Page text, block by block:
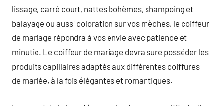
lissage, carré court, nattes bohèmes, shampoing et
balayage ou aussi coloration sur vos mèches, le coiffeur
de mariage répondra à vos envie avec patience et
minutie. Le coiffeur de mariage devra sure posséder les
produits capillaires adaptés aux différentes coiffures
de mariée, à la fois élégantes et romantiques.